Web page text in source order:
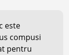
este
compusi
pentru